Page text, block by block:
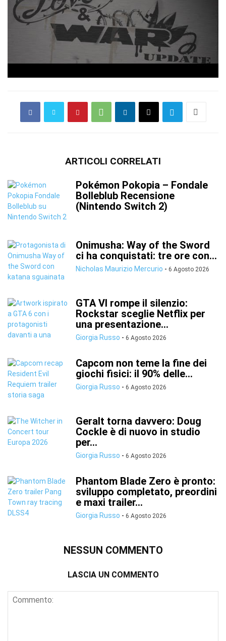
ARTICOLI CORRELATI
Pokémon Pokopia – Fondale
Bolleblub Recensione
(Nintendo Switch 2)
Onimusha: Way of the Sword
ci ha conquistati: tre ore con...
Nicholas Maurizio Mercurio - 6 Agosto 2026
GTA VI rompe il silenzio:
Rockstar sceglie Netflix per
una presentazione...
Giorgia Russo - 6 Agosto 2026
Capcom non teme la fine dei
giochi fisici: il 90% delle...
Giorgia Russo - 6 Agosto 2026
Geralt torna davvero: Doug
Cockle è di nuovo in studio
per...
Giorgia Russo - 6 Agosto 2026
Phantom Blade Zero è pronto:
sviluppo completato, preordini
e maxi trailer...
Giorgia Russo - 6 Agosto 2026
NESSUN COMMENTO
LASCIA UN COMMENTO